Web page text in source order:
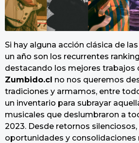
Si hay alguna acción clásica de
un año son los recurrentes
destacando los mejores trabajos
Zumbido.cl no nos queremos
tradiciones y armamos, entre
un inventario para subrayar
musicales que deslumbraron a
2023. Desde retornos
oportunidades y consolidaciones